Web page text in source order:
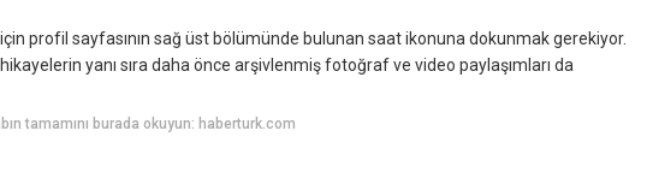
profil sayfasının sağ üst bölümünde bulunan saat ikonuna dokunmak gerekiyor.
yanı sıra daha önce arşivlenmiş fotoğraf ve video paylaşımları da
tamamını burada okuyun: haberturk.com